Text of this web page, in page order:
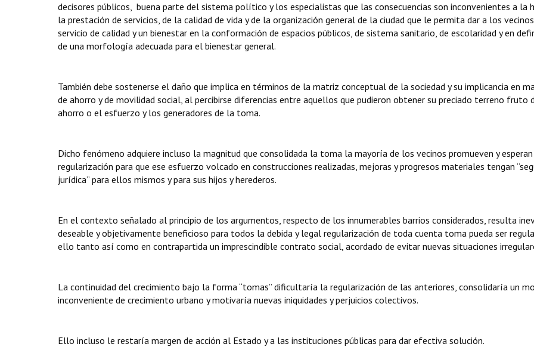
decisores públicos, buena parte del sistema político y los especialistas que las consecuencias son inconvenientes a la
la prestación de servicios, de la calidad de vida y de la organización general de la ciudad que le permita dar a los
servicio de calidad y un bienestar en la conformación de espacios públicos, de sistema sanitario, de escolaridad y en
de una morfología adecuada para el bienestar general.
También debe sostenerse el daño que implica en términos de la matriz conceptual de la sociedad y su implicancia en
de ahorro y de movilidad social, al percibirse diferencias entre aquellos que pudieron obtener su preciado terreno fruto
ahorro o el esfuerzo y los generadores de la toma.
Dicho fenómeno adquiere incluso la magnitud que consolidada la toma la mayoría de los vecinos promueven y
regularización para que ese esfuerzo volcado en construcciones realizadas, mejoras y progresos materiales tengan
jurídica” para ellos mismos y para sus hijos y herederos.
En el contexto señalado al principio de los argumentos, respecto de los innumerables barrios considerados, resulta
deseable y objetivamente beneficioso para todos la debida y legal regularización de toda cuenta toma pueda ser
ello tanto así como en contrapartida un imprescindible contrato social, acordado de evitar nuevas situaciones
La continuidad del crecimiento bajo la forma “tomas” dificultaría la regularización de las anteriores, consolidaría un
inconveniente de crecimiento urbano y motivaría nuevas iniquidades y perjuicios colectivos.
Ello incluso le restaría margen de acción al Estado y a las instituciones públicas para dar efectiva solución.